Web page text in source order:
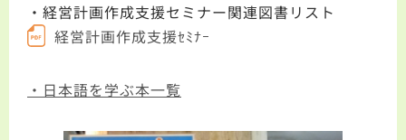
・経営計画作成支援セミナー関連図書リスト
経営計画作成支援ｾﾐﾅｰ
・日本語を学ぶ本一覧